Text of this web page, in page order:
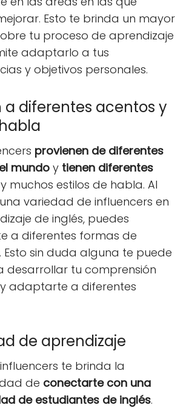
Esto te brinda un mayor
tu proceso de aprendizaje
adaptarlo a tus
y objetivos personales.
a diferentes acentos y
provienen de diferentes
mundo y tienen diferentes
y muchos estilos de habla. Al
variedad de influencers en
de inglés, puedes
a diferentes formas de
Esto sin duda alguna te puede
desarrollar tu comprensión
adaptarte a diferentes
de aprendizaje
te brinda la
de conectarte con una
de estudiantes de inglés.